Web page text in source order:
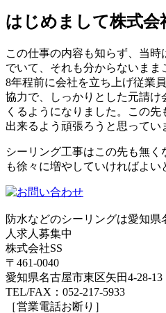
はじめまして株式会
この仕事の内容も知らず、当
でいて、それも分からないまま
8年程前に会社を立ち上げ従業
協力で、しっかりとした元請け
くるようになりました。この
出来るよう頑張ろうと思ってい
シーリング工事はこの先も無
も徐々に増やしていければよい
防水などのシーリングは愛知県
人求人募集中
株式会社SS
〒461-0040
愛知県名古屋市東区矢田4-28-13
TEL/FAX：052-217-5933
［営業電話お断り］